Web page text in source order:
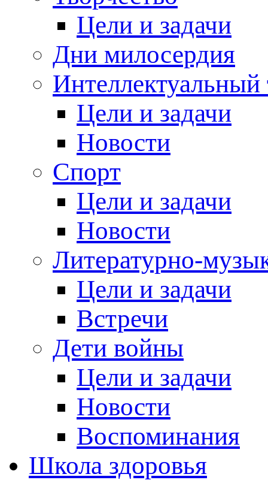
Цели и задачи
Дни милосердия
Интеллектуальный
Цели и задачи
Новости
Спорт
Цели и задачи
Новости
Литературно-
Цели и задачи
Встречи
Дети войны
Цели и задачи
Новости
Воспоминания
Школа здоровья